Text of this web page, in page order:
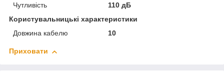
Чутливість
110 дБ
Користувальницькі характеристики
Довжина кабелю
10
Приховати